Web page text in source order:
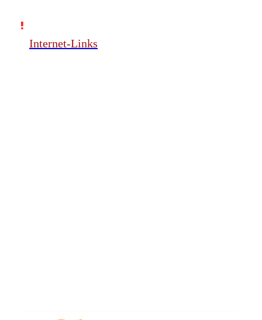
Internet-Links